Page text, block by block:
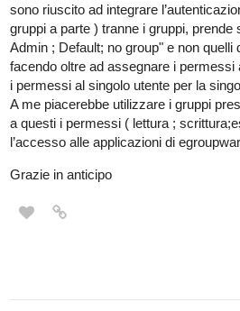
sono riuscito ad integrare
gruppi a parte ) tranne i gruppi, prende
Admin ; Default; no group" e non quelli
facendo oltre ad assegnare i
i permessi al singolo utente per la
A me piacerebbe utilizzare i gruppi
a questi i permessi ( lettura ;
l’accesso alle applicazioni di
Grazie in anticipo